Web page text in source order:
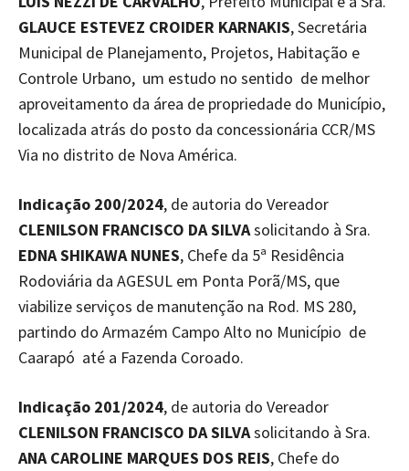
GLAUCE ESTEVEZ CROIDER KARNAKIS, Secretária
Municipal de Planejamento, Projetos, Habitação e
Controle Urbano, um estudo no sentido de melhor
aproveitamento da área de propriedade do Município,
localizada atrás do posto da concessionária CCR/MS
Via no distrito de Nova América.
Indicação 200/2024, de autoria do Vereador
CLENILSON FRANCISCO DA SILVAsolicitando à Sra.
EDNA SHIKAWA NUNES, Chefe da 5ª Residência
Rodoviária da AGESUL em Ponta Porã/MS, que
viabilize serviços de manutenção na Rod. MS 280,
partindo do Armazém Campo Alto no Município de
Caarapó até a Fazenda Coroado.
Indicação 201/2024, de autoria do Vereador
CLENILSON FRANCISCO DA SILVAsolicitando à Sra.
ANA CAROLINE MARQUES DOS REIS, Chefe do